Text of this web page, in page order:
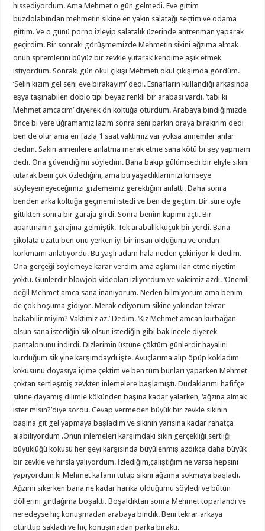
hissediyordum. Ama Mehmet o gün gelmedi. Eve gittim
buzdolabından mehmetin sikine en yakın salatağı seçtim ve odama
gittim. Ve o günü porno izleyip salatalık üzerinde antrenman yaparak
geçirdim. Bir sonraki görüşmemizde Mehmetin sikini ağzıma almak
onun spremlerini büyüz bir zevkle yutarak kendime aşık etmek
istiyordum. Sonraki gün okul çıkışı Mehmeti okul çıkışımda gördüm.
‘Selin kızım gel seni eve bırakayım’ dedi. Esnafların kullandığı arkasında
eşya taşınabilen doblo tipi beyaz renkli bir arabası vardı. ‘tabi ki
Mehmet amcacım’ diyerek ön koltuğa oturdum. Arabaya bindiğimizde
önce bi yere uğramamız lazım sonra seni parkın oraya bırakırım dedi
ben de olur ama en fazla 1 saat vaktimiz var yoksa annemler anlar
dedim. Sakın annenlere anlatma merak etme sana kötü bi şey yapmam
dedi. Ona güvendiğimi söyledim. Bana bakıp gülümsedi bir eliyle sikini
tutarak beni çok özlediğini, ama bu yaşadıklarımızı kimseye
söyleyemeyeceğimizi gizlememiz gerektiğini anlattı. Daha sonra
benden arka koltuğa geçmemi istedi ve ben de geçtim. Bir süre öyle
gittikten sonra bir garaja girdi. Sonra benim kapımı açtı. Bir
apartmanın garajına gelmiştik. Tek arabalık küçük bir yerdi. Bana
çikolata uzattı ben onu yerken iyi bir insan olduğunu ve ondan
korkmamı anlatıyordu. Bu yaşlı adam hala neden çekiniyor ki dedim.
Ona gerçeği söylemeye karar verdim ama aşkımı ilan etme niyetim
yoktu. Günlerdir blowjob videoları izliyordum ve vaktimiz azdı. ‘Önemli
değil Mehmet amca sana inanıyorum. Neden bilmiyorum ama benim
de çok hoşuma gidiyor. Merak ediyorum sikine yakından tekrar
bakabilir miyim? Vaktimiz az.’ Dedim. ‘Kız Mehmet amcan kurbağan
olsun sana istediğin sik olsun istediğin gibi bak incele diyerek
pantalonunu indirdi. Dizlerimin üstüne çöktüm günlerdir hayalini
kurduğum sik yine karşımdaydı işte. Avuçlarıma alıp öpüp kokladım
kokusunu doyasıya içime çektim ve ben tüm bunları yaparken Mehmet
çoktan sertleşmiş zevkten inlemelere başlamıştı. Dudaklarımı hafifçe
sikine dayamış dilimle kökünden başına kadar yalarken, ‘ağzına almak
ister misin?’diye sordu. Cevap vermeden büyük bir zevkle sikinin
başına git gel yapmaya başladım ve sikinin yarısına kadar rahatça
alabiliyordum .Onun inlemeleri karşımdaki sikin gerçekliği sertliği
büyüklüğü kokusu her şeyi karşısında büyülenmiş azdıkça daha büyük
bir zevkle ve hırsla yalıyordum. İzlediğim,çalıştığım ne varsa hepsini
yapıyordum ki Mehmet kafamı tutup sikini ağzıma sokmaya başladı.
Ağzımı sikerken bana ne kadar harika olduğumu söyledi ve bütün
döllerini gırtlağıma boşalttı. Boşaldıktan sonra Mehmet toparlandı ve
neredeyse hiç konuşmadan arabaya bindik. Beni tekrar arkaya
oturttup sakladı ve hiç konuşmadan parka bıraktı.